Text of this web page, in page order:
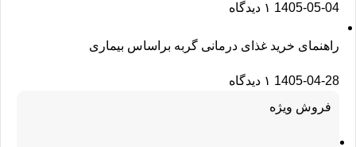
1405-05-04 ۱ دیدگاه
راهنمای خرید غذای درمانی گربه براساس بیماری
1405-04-28 ۱ دیدگاه
فروش ویژه